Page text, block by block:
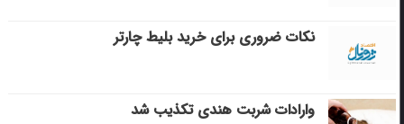
نکات ضروری برای خرید بلیط چارتر
وارادات شربت هندی تکذیب شد